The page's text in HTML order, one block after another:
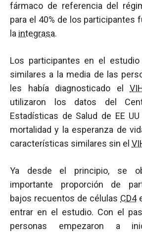
fármaco de referencia del
para el 40% de los participantes
la integrasa.
Los participantes en el estudio
similares a la media de las
les había diagnosticado el
utilizaron los datos del
Estadísticas de Salud de EE
mortalidad y la esperanza de
características similares sin el
Ya desde el principio, se
importante proporción de
bajos recuentos de células CD4
entrar en el estudio. Con el
personas empezaron a